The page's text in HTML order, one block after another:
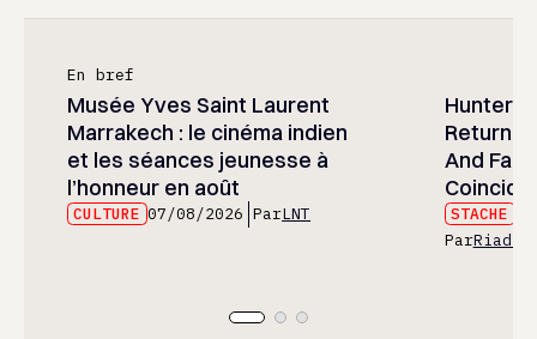
En bref
Musée Yves Saint Laurent
Marrakech : le cinéma indien
et les séances jeunesse à
l’honneur en août
CULTURE 07/08/2026 ParLNT
Hunter
And
STACHE
ParRiad